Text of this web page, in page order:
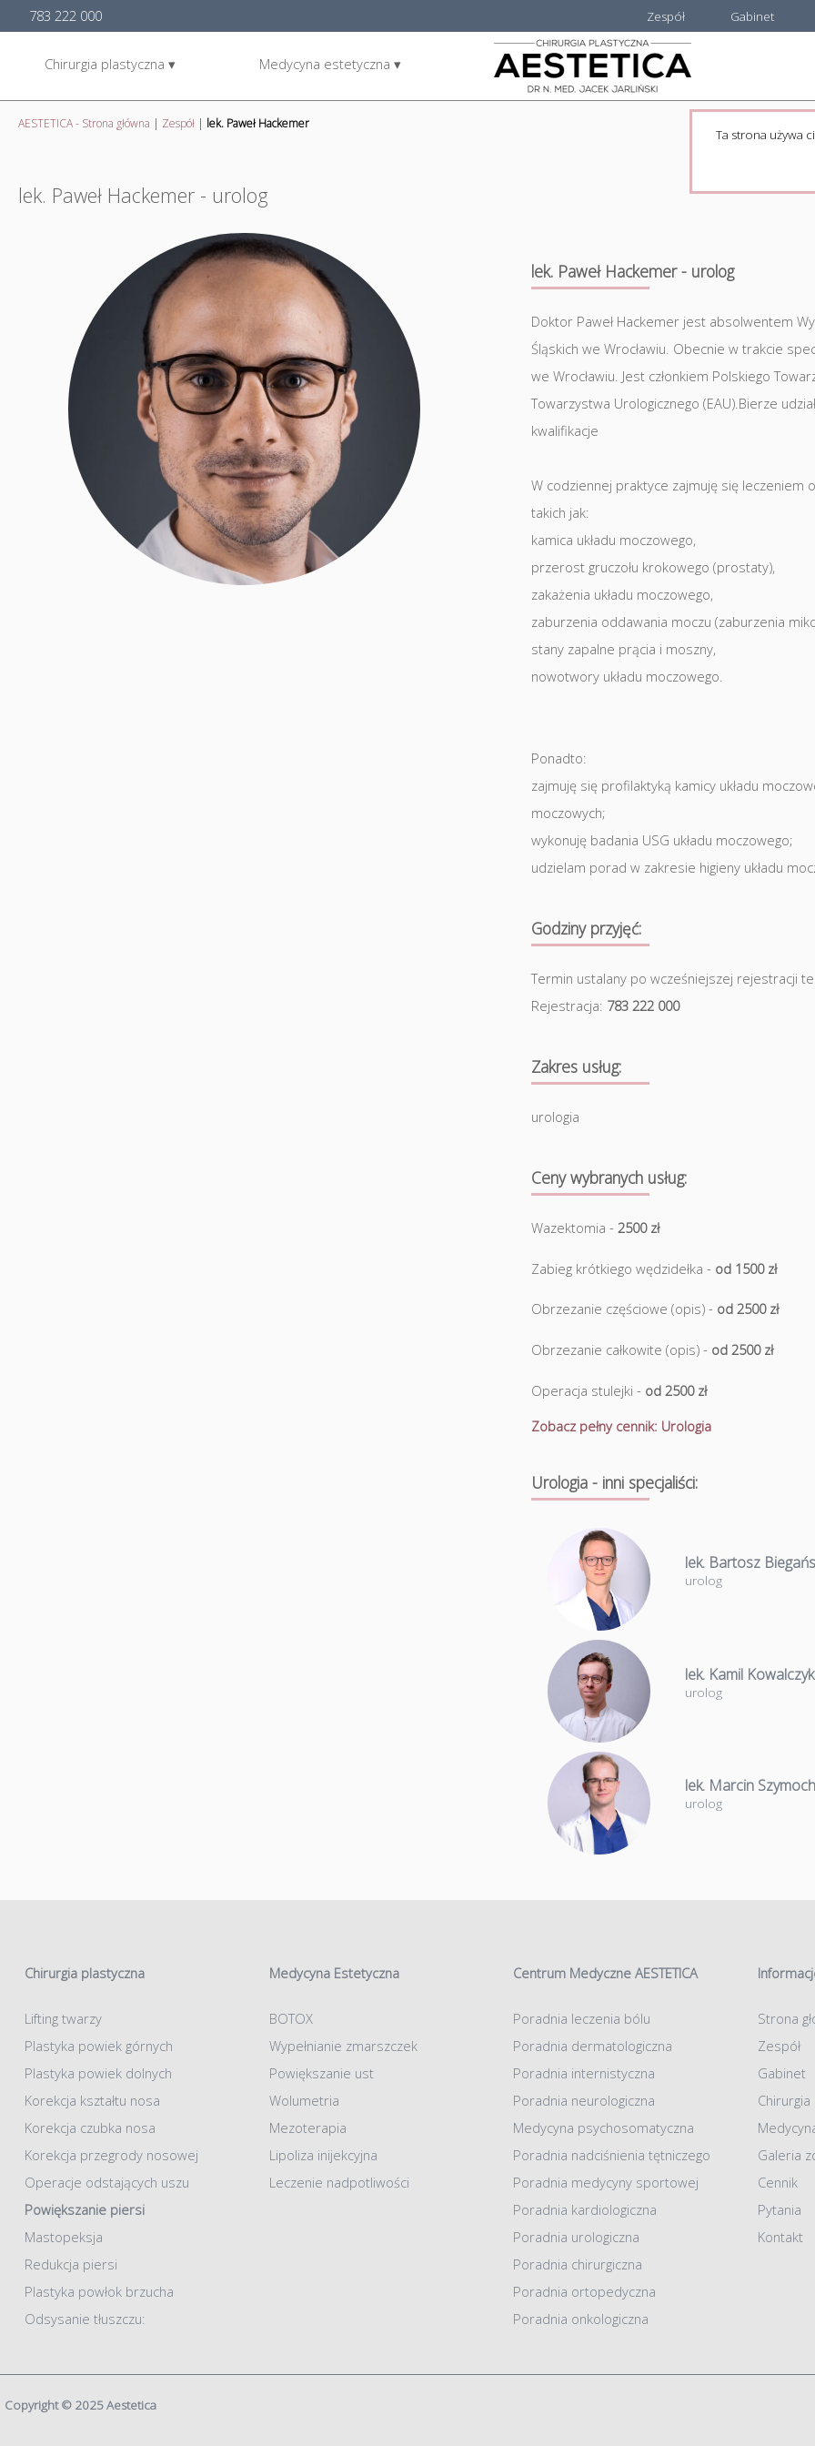
Gabinet
Zespół
783 222 000
Chirurgia plastyczna ▾ Medycyna estetyczna ▾
AESTETICA - Strona główna | Zespół | lek. Paweł Hackemer
lek. Paweł Hackemer - urolog
lek. Paweł Hackemer - urolog
Doktor Paweł Hackemer jest absolwentem
Śląskich we Wrocławiu. Obecnie w trakcie
we Wrocławiu. Jest członkiem Polskiego
Towarzystwa Urologicznego (EAU).Bierze
kwalifikacje
W codziennej praktyce zajmuję się leczeniem
takich jak:
kamica układu moczowego,
przerost gruczołu krokowego (prostaty),
zakażenia układu moczowego,
zaburzenia oddawania moczu (zaburzenia
stany zapalne prącia i moszny,
nowotwory układu moczowego.
Ponadto:
zajmuję się profilaktyką kamicy układu
moczowych;
wykonuję badania USG układu moczowego;
udzielam porad w zakresie higieny układu
Godziny przyjęć:
Termin ustalany po wcześniejszej rejestracji
Rejestracja: 783 222 000
Zakres usług:
urologia
Ceny wybranych usług:
Wazektomia -2500 zł
Zabieg krótkiego wędzidełka - od 1500 zł
Obrzezanie częściowe (opis) - od 2500 zł
Obrzezanie całkowite (opis) - od 2500 zł
Operacja stulejki - od 2500 zł
Zobacz pełny cennik: Urologia
Urologia - inni specjaliści:
lek. Bartosz
urolog
lek. Kamil Kowalczyk
urolog
lek. Marcin
urolog
Chirurgia plastyczna
Lifting twarzy
Plastyka powiek górnych
Plastyka powiek dolnych
Korekcja kształtu nosa
Korekcja czubka nosa
Korekcja przegrody nosowej
Operacje odstających uszu
Powiększanie piersi
Mastopeksja
Redukcja piersi
Plastyka powłok brzucha
Odsysanie tłuszczu:
Medycyna Estetyczna
BOTOX
Wypełnianie zmarszczek
Powiększanie ust
Wolumetria
Mezoterapia
Lipoliza inijekcyjna
Leczenie nadpotliwości
Centrum Medyczne AESTETICA
Poradnia leczenia bólu
Poradnia dermatologiczna
Poradnia internistyczna
Poradnia neurologiczna
Medycyna psychosomatyczna
Poradnia nadciśnienia tętniczego
Poradnia medycyny sportowej
Poradnia kardiologiczna
Poradnia urologiczna
Poradnia chirurgiczna
Poradnia ortopedyczna
Poradnia onkologiczna
Strona
Zespół
Gabinet
Galeria
Cennik
Pytania
Kontakt
Copyright © 2025 Aestetica
Ta strona używa